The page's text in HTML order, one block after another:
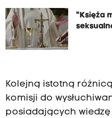
"Księża
Kolejną istotną
komisji do
posiadających